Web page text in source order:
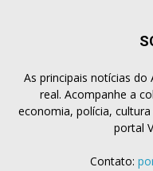
As principais notícias
real. Acompanhe a
economia, polícia,
portal
Contato: